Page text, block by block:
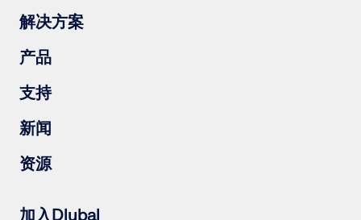
解决方案
钢筋混凝土结构
钢结构
木结构
钢结构节点
产品
RFEM 6
RSTAB 9
RSECTION 1
RWIND 3
支持
常见问题（FAQs）
提出具体问题
雪荷载、风速和地震荷载图
联系销售团队
新闻
订阅新闻简报
最新资讯
在线培训
资源
上传客户项目
加入Dlubal